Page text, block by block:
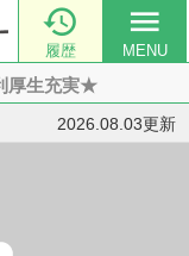

履歴
menu
MENU
厚生充実★
2026.08.03更新